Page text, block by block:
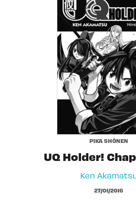
PIKA SHÔNEN
UQ Holder!
Ken
27/01/2016